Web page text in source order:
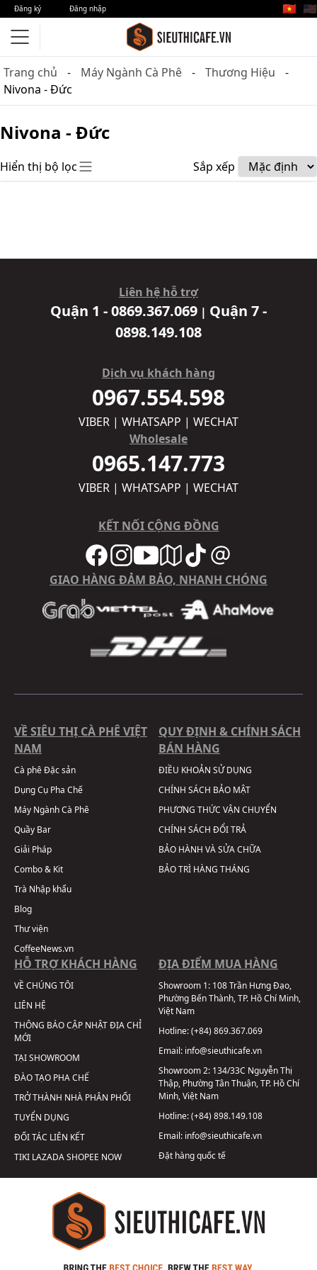
Đăng ký Đăng nhập 🇻🇳 🇺🇸
Trang chủ Máy Ngành Cà Phê
Thương Hiệu
Nivona - Đức
Nivona - Đức
Hiển thị bộ lọc Sắp xếp
Liên hệ hỗ trợ
Quận 1 - 0869.367.069 | Quận 7 -
0898.149.108
Dịch vụ khách hàng
0967.554.598
VIBER | WHATSAPP | WECHAT
Wholesale
0965.147.773
VIBER | WHATSAPP | WECHAT
KẾT NỐI CỘNG ĐỒNG
GIAO HÀNG ĐẢM BẢO, NHANH CHÓNG
VỀ SIÊU THỊ CÀ PHÊ VIỆT
NAM
Cà phê Đặc sản
Dụng Cụ Pha Chế
Máy Ngành Cà Phê
Quầy Bar
Giải Pháp
Combo & Kit
Trà Nhập khẩu
Blog
Thư viện
CoffeeNews.vn
QUY ĐỊNH & CHÍNH SÁCH
BÁN HÀNG
ĐIỀU KHOẢN SỬ DỤNG
CHÍNH SÁCH BẢO MẬT
PHƯƠNG THỨC VẬN CHUYỂN
CHÍNH SÁCH ĐỔI TRẢ
BẢO HÀNH VÀ SỬA CHỮA
BẢO TRÌ HÀNG THÁNG
HỖ TRỢ KHÁCH HÀNG
VỀ CHÚNG TÔI
LIÊN HỆ
THÔNG BÁO CẬP NHẬT ĐỊA CHỈ
MỚI
TẠI SHOWROOM
ĐÀO TẠO PHA CHẾ
TRỞ THÀNH NHÀ PHÂN PHỐI
TUYỂN DỤNG
ĐỐI TÁC LIÊN KẾT
TIKI LAZADASHOPEE NOW
ĐỊA ĐIỂM MUA HÀNG
Showroom 1: 108 Trần Hưng Đạo,
Phường Bến Thành, TP. Hồ Chí Minh,
Việt Nam
Hotline:(+84) 869.367.069
Email: info@sieuthicafe.vn
Showroom 2: 134/33C Nguyễn Thị
Thập, Phường Tân Thuận, TP. Hồ Chí
Minh, Việt Nam
Hotline:(+84) 898.149.108
Email: info@sieuthicafe.vn
Đặt hàng quốc tế